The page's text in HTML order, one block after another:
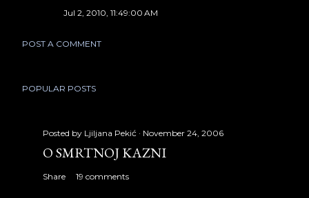
Jul 2, 2010, 11:49:00 AM
POST A COMMENT
POPULAR POSTS
Posted by Ljiljana Pekić November 24, 2006
O SMRTNOJ KAZNI
Share 19 comments